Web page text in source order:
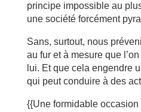
principe impossible au
une société forcément
Sans, surtout, nous
au fur et à mesure que
lui. Et que cela engendre
qui peut conduire à des
{{Une formidable